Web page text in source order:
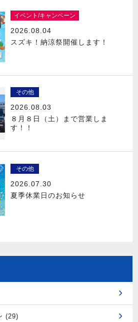
イベント/キャンペーン
2026.08.04
スズキ！納涼祭開催します！
その他
2026.08.03
８月８日（土）まで営業しま
す！！
その他
2026.07.30
夏季休業日のお知らせ
(29)